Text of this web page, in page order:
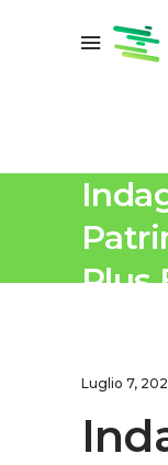
Plus
Luglio 7,